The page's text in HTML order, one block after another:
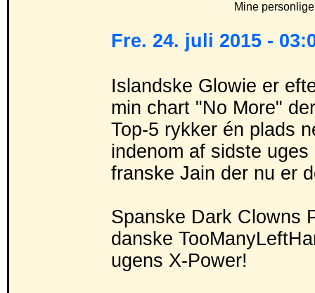
Mine
Fre. 24. juli 2015 -
Islandske Glowie er
min chart "No More"
Top-5 rykker én plads
indenom af sidste
franske Jain der nu er
Spanske Dark Clowns
danske
ugens X-Power!